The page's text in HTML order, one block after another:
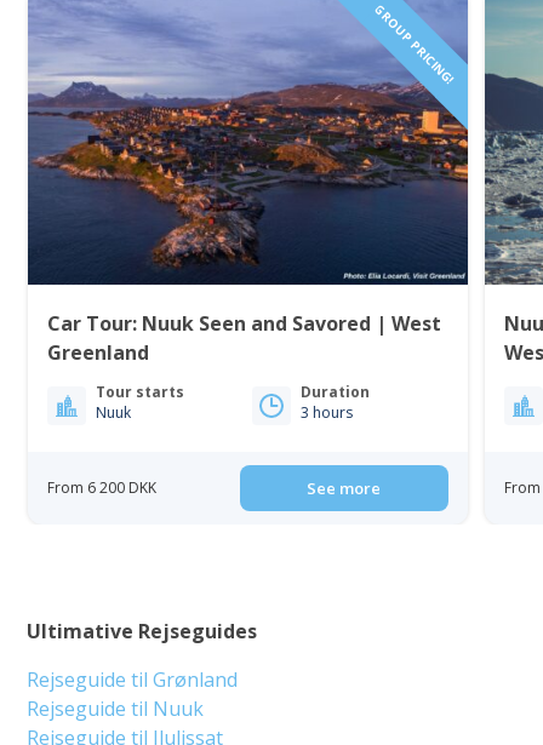
GROUP PRICING!
Car Tour: Nuuk Seen and Savored | West
Greenland
Tour starts
Nuuk
Duration
3 hours
From 6 200 DKK See more From
Ultimative Rejseguides
Rejseguide til Grønland
Rejseguide til Nuuk
Rejseguide til Ilulissat